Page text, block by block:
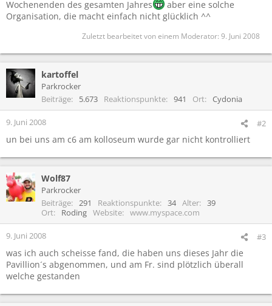
Wochenenden des gesamten Jahres
aber eine solche
Organisation, die macht einfach nicht glücklich ^^
Zuletzt bearbeitet von einem Moderator: 9. Juni 2008
kartoffel
Parkrocker
Beiträge
5.673 Reaktionspunkte 941 Ort Cydonia
9. Juni 2008 #2
un bei uns am c6 am kolloseum wurde gar nicht kontrolliert
Wolf87
Parkrocker
Beiträge
291 Reaktionspunkte 34 Alter
39
Ort
Roding Website www.myspace.com
9. Juni 2008 #3
was ich auch scheisse fand, die haben uns dieses Jahr die
Pavillion´s abgenommen, und am Fr. sind plötzlich überall
welche gestanden